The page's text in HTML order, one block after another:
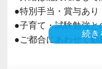
＜先輩スタッフの声＞
Q. 当事務所を選んだ
A. 幅広い業務を経験
●特別手当・賞与あり
●子育て・試験勉強
●ご都合にあわせて
続き